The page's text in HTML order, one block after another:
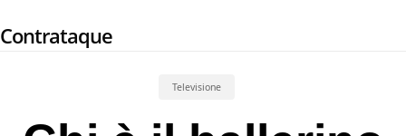
to
Contrataque
Televisione